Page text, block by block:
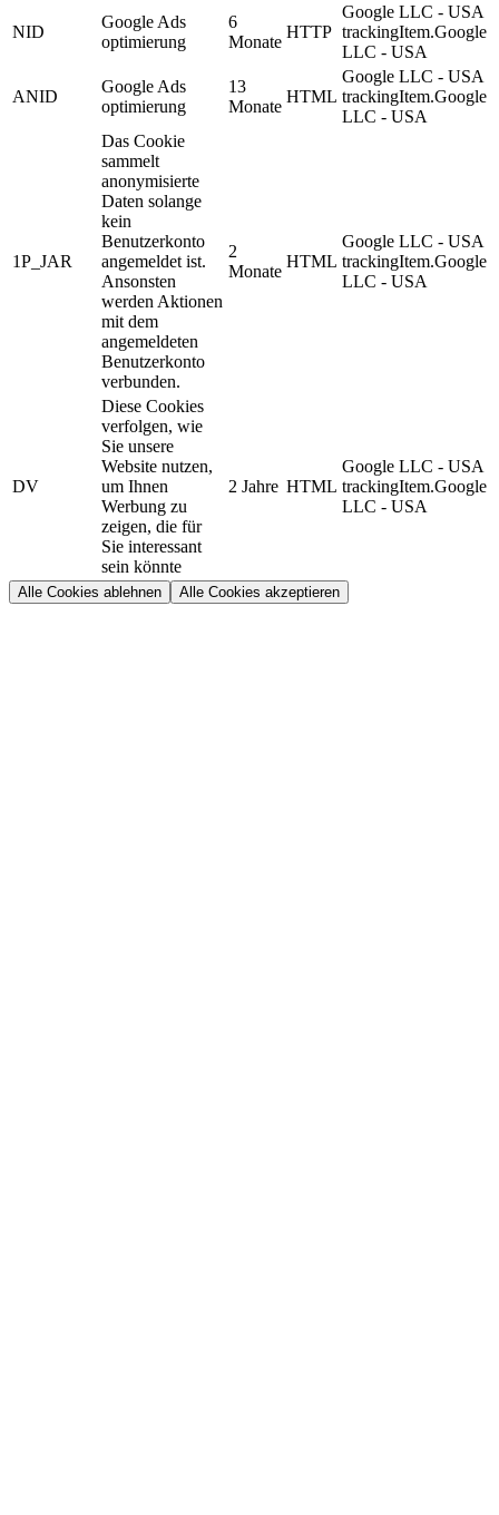
NID
Google Ads
optimierung
6
Monate
HTTP
Google LLC - USA
trackingItem.Google
LLC - USA
ANID
Google Ads
optimierung
13
Monate
HTML
Google LLC - USA
trackingItem.Google
LLC - USA
1P_JAR
Das Cookie
sammelt
anonymisierte
Daten solange
kein
Benutzerkonto
angemeldet ist.
Ansonsten
werden Aktionen
mit dem
angemeldeten
Benutzerkonto
verbunden.
2
Monate
HTML
Google LLC - USA
trackingItem.Google
LLC - USA
DV
Diese Cookies
verfolgen, wie
Sie unsere
Website nutzen,
um Ihnen
Werbung zu
zeigen, die für
Sie interessant
sein könnte
2 Jahre HTML
Google LLC - USA
trackingItem.Google
LLC - USA
Alle Cookies ablehnen Alle Cookies akzeptieren